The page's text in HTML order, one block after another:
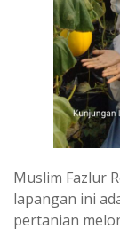
Muslim Fazlur
lapangan ini
pertanian